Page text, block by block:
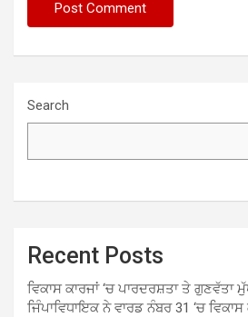
Search
Recent Posts
ਵਿਕਾਸ ਕਾਰਜਾਂ ‘ਚ ਪਾਰਦਰਸ਼ਤਾ ਤੇ ਗੁਣਵੱਤਾ
ਜਿੰਪਾਵਿਧਾਇਕ ਨੇ ਵਾਰਡ ਨੰਬਰ 31 ‘ਚ